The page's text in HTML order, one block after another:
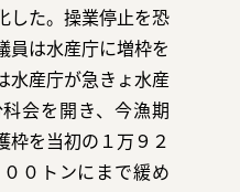
社
した。操業停止を恐
員は水産庁に増枠を
水産庁が急きょ水産
会を開き、今漁期
枠を当初の１万９２
０トンにまで緩め